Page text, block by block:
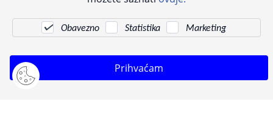
kontaktirajte nas putem telefona:+385 23 231 761ili e-maila:info@morskijez.hr
Obavezno Statistika Marketing
Prihvaćam